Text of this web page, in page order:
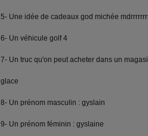
5- Une idée de cadeaux god michée
6- Un véhicule golf 4
7- Un truc qu'on peut acheter dans un
glace
8- Un prénom masculin : gyslain
9- Un prénom féminin : gyslaine